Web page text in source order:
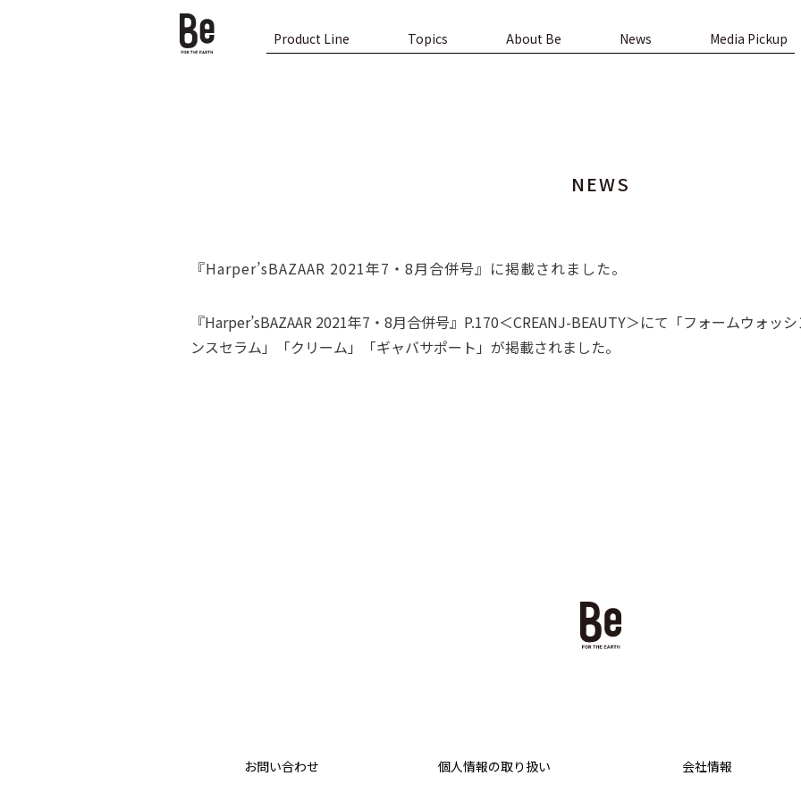
Product Line Topics About Be News Media Pickup
NEWS
『Harper’sBAZAAR 2021年7・8月合併号』に掲載されました。
『Harper’sBAZAAR 2021年7・8月合併号』P.170＜CREANJ-BEAUTY＞にて「フォームウォッ
ンスセラム」「クリーム」「ギャバサポート」が掲載されました。
お問い合わせ 個人情報の取り扱い 会社情報